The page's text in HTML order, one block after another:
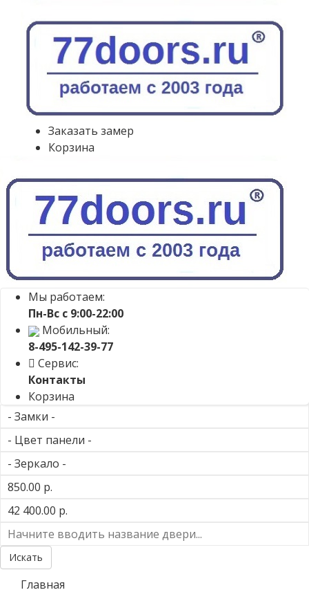
Заказать замер
Корзина
Мы работаем:
Пн-Вс с 9:00-22:00
Мобильный:
8-495-142-39-77
Сервис:
Контакты
Корзина
Главная